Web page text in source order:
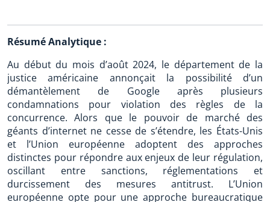
Résumé Analytique :
Au début du mois d’août 2024, le département de la
justice américaine annonçait la possibilité d’un
démantèlement de Google après plusieurs
condamnations pour violation des règles de la
concurrence. Alors que le pouvoir de marché des
géants d’internet ne cesse de s’étendre, les États-Unis
et l’Union européenne adoptent des approches
distinctes pour répondre aux enjeux de leur régulation,
oscillant entre sanctions, réglementations et
durcissement des mesures antitrust. L’Union
européenne opte pour une approche bureaucratique